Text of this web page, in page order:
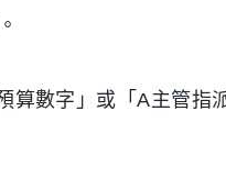
算數字」或「A主管指